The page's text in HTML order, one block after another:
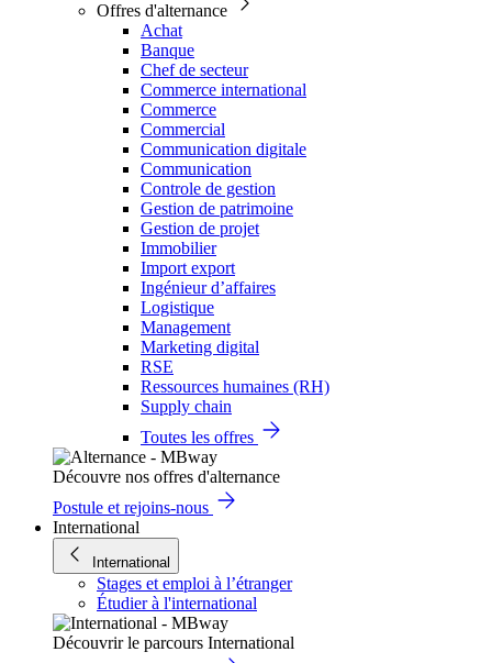
Offres d'alternance
Achat
Banque
Chef de secteur
Commerce international
Commerce
Commercial
Communication digitale
Communication
Controle de gestion
Gestion de patrimoine
Gestion de projet
Immobilier
Import export
Ingénieur d’affaires
Logistique
Management
Marketing digital
RSE
Ressources humaines (RH)
Supply chain
Toutes les offres
Découvre nos offres d'alternance
Postule et rejoins-nous
International
International
Stages et emploi à l’étranger
Étudier à l'international
Découvrir le parcours International